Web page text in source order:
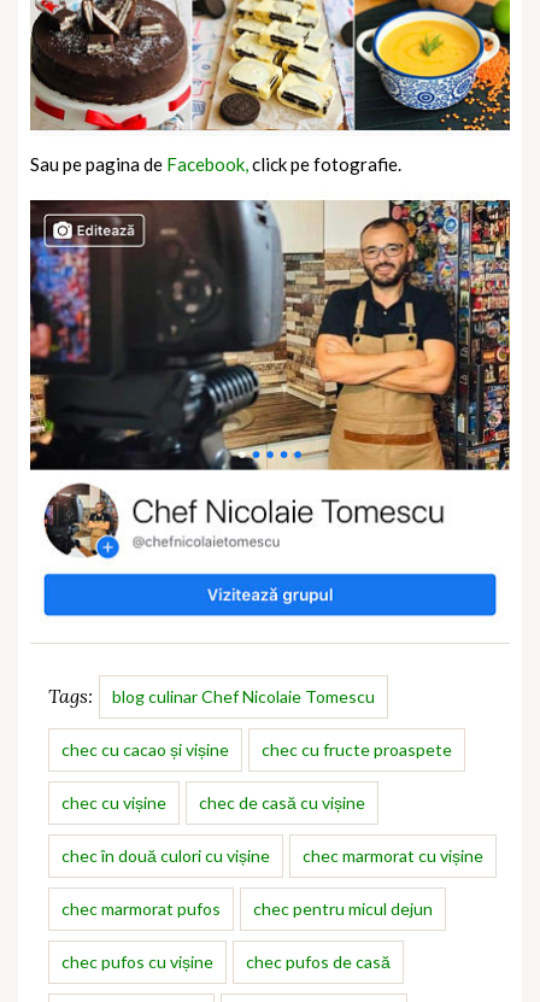
Sau pe pagina de Facebook,click pe fotografie.
Tags: blog culinar Chef Nicolaie Tomescu
chec cu cacao și vișine chec cu fructe proaspete
chec cu vișine chec de casă cu vișine
chec în două culori cu vișine chec marmorat cu vișine
chec marmorat pufos chec pentru micul dejun
chec pufos cu vișine chec pufos de casă